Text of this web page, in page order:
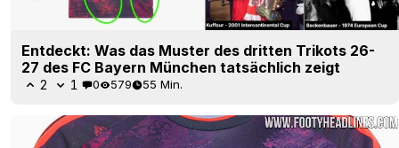
Entdeckt: Was das Muster des dritten Trikots 26-
27 des FC Bayern München tatsächlich zeigt
2 1 0 579 55 Min.